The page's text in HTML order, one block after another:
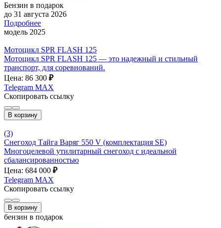
Бензин в подарок
до 31 августа 2026
Подробнее
модель 2025
Мотоцикл SPR FLASH 125
Мотоцикл SPR FLASH 125 — это надежный и стильный
транспорт, для соревнований.
Цена: 86 300 ₽
Telegram MAX
Скопировать ссылку
В корзину
(3)
Снегоход Тайга Варяг 550 V (комплектация SE)
Многоцелевой утилитарный снегоход с идеальной
сбалансированностью
Цена: 684 000 ₽
Telegram MAX
Скопировать ссылку
В корзину
бензин в подарок